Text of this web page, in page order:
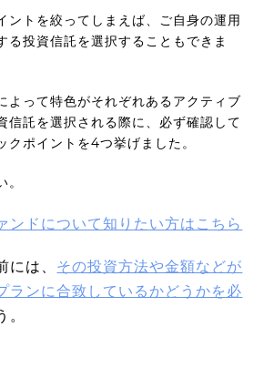
ントを絞ってしまえば、ご自身の運用
る投資信託を選択することもできま
よって特色がそれぞれあるアクティブ
信託を選択される際に、必ず確認して
クポイントを4つ挙げました。
ンドについて知りたい方はこちら
には、 その投資方法や金額などが
ランに合致しているかどうかを必
。